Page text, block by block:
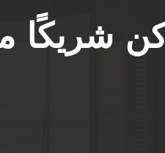
كن شريكًا